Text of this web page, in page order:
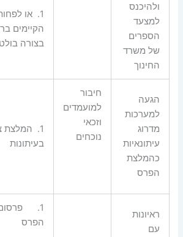
ולהיכנס
למצעד
הספרים
של משרד
החינוך
1.
או
הקיימים
בצורה
הגעה
למערכות
מדרוג
עיתונאיות
כהמלצת
הפרס
חיבור
למועמדים
וזכאי
נוכחים
1.
המלצת
בעיתונות
ראיונות
עם
1.
הפרס